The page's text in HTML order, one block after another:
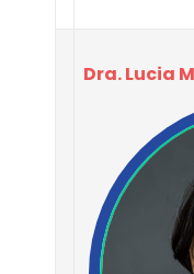
Dra. Lucia